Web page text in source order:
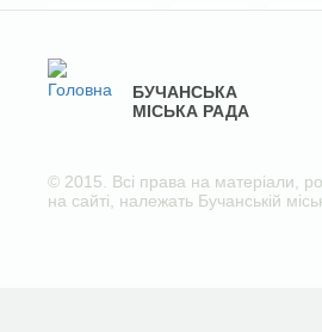
БУЧАНСЬКА
МІСЬКА РАДА
© 2015. Всі права на матеріали,
на сайті, належать Бучанській